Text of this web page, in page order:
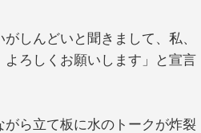
しんどいと聞きまして、私、
ろしくお願いします」と宣言
ら立て板に水のトークが炸裂